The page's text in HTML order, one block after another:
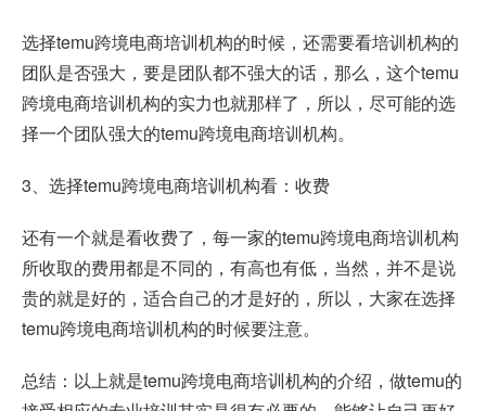
选择temu跨境电商培训机构的时候，还需要看培训机构的
团队是否强大，要是团队都不强大的话，那么，这个temu
跨境电商培训机构的实力也就那样了，所以，尽可能的选
择一个团队强大的temu跨境电商培训机构。
3、选择temu跨境电商培训机构看：收费
还有一个就是看收费了，每一家的temu跨境电商培训机构
所收取的费用都是不同的，有高也有低，当然，并不是说
贵的就是好的，适合自己的才是好的，所以，大家在选择
temu跨境电商培训机构的时候要注意。
总结：以上就是temu跨境电商培训机构的介绍，做temu的